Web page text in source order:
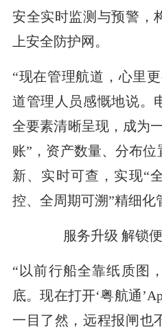
安全实时监测与预警，
上安全防护网。
“现在管理航道，心里
道管理人员感慨地说。
全要素清晰呈现，成为
账”，资产数量、分布
新、实时可查，实现“
控、全周期可溯”精细化
服务升级 解锁
“以前行船全靠纸质图
底。现在打开‘粤航通
一目了然，远程报闸也